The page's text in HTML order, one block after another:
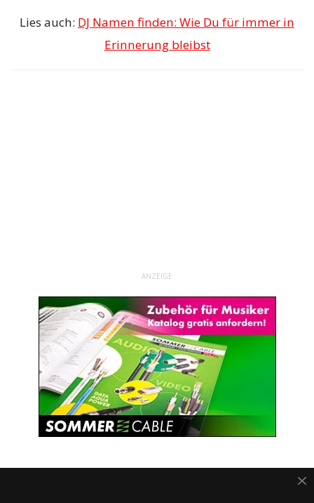
Lies auch: DJ Namen finden: Wie Du für immer in
Erinnerung bleibst
ANZEIGE
VERWANDTE THEMEN